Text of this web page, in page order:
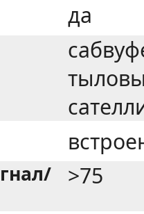
да
>75